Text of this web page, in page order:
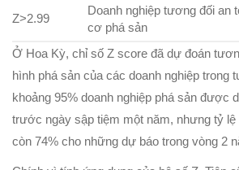
Z>2.99​
Doanh nghiệp tương đối an
cơ phá sản
Ở Hoa Kỳ, chỉ số Z score đã dự đoán
hình phá sản của các doanh nghiệp trong
khoảng 95% doanh nghiệp phá sản được
trước ngày sập tiệm một năm, nhưng tỷ lệ
còn 74% cho những dự báo trong vòng 2